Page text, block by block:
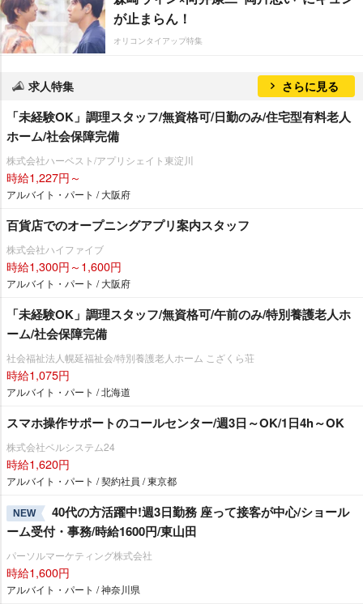
が止まらん！
オリコンタイアップ特集
求人特集 さらに見る
「未経験OK」調理スタッフ/無資格可/日勤のみ/住宅型有料老人
ホーム/社会保障完備
株式会社ハーベスト/アプリシェイト東淀川
時給1,227円～
アルバイト・パート / 大阪府
百貨店でのオープニングアプリ案内スタッフ
株式会社ハイファイブ
時給1,300円～1,600円
アルバイト・パート / 大阪府
「未経験OK」調理スタッフ/無資格可/午前のみ/特別養護老人ホ
ーム/社会保障完備
社会福祉法人幌延福祉会/特別養護老人ホーム こざくら荘
時給1,075円
アルバイト・パート / 北海道
スマホ操作サポートのコールセンター/週3日～OK/1日4h～OK
株式会社ベルシステム24
時給1,620円
アルバイト・パート / 契約社員 / 東京都
NEW
40代の方活躍中!週3日勤務 座って接客が中心/ショール
ーム受付・事務/時給1600円/東山田
パーソルマーケティング株式会社
時給1,600円
アルバイト・パート / 神奈川県